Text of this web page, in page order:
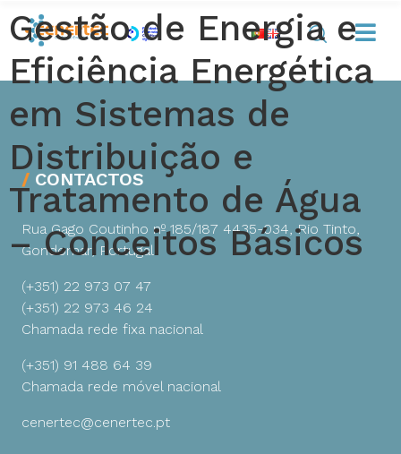
Gestão de Energia e
Eficiência Energética
em Sistemas de
Distribuição e
Tratamento de Água
– Conceitos Básicos
CONTACTOS
Rua Gago Coutinho nº 185/187 4435-034, Rio Tinto,
Gondomar, Portugal
(+351) 22 973 07 47
(+351) 22 973 46 24
Chamada rede fixa nacional
(+351) 91 488 64 39
Chamada rede móvel nacional
cenertec@cenertec.pt